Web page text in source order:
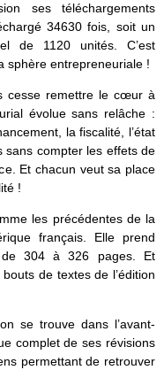
ses téléchargements
34630 fois, soit un
de 1120 unités. C’est
sphère entrepreneuriale !
cesse remettre le cœur à
évolue sans relâche :
la fiscalité, l’état
sans compter les effets de
Et chacun veut sa place
!
les précédentes de la
français. Elle prend
de 304 à 326 pages. Et
de textes de l’édition
se trouve dans l’avant-
complet de ses révisions
permettant de retrouver